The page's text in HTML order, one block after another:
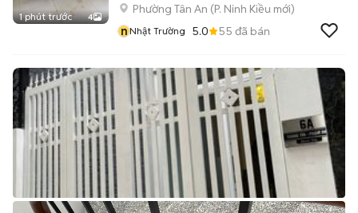
1 phút trước 4
Phường Tân An (P. Ninh Kiều mới)
nNhật Trường 5.0 55 đã bán